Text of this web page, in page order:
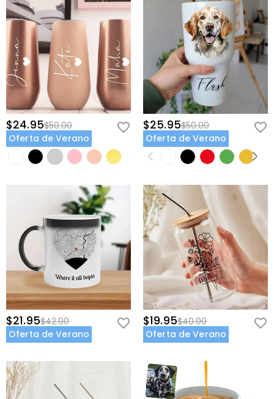
$24.95$50.00
Oferta de Verano
$25.95$50.00
Oferta de Verano
$21.95$42.00
Oferta de Verano
$19.95$40.00
Oferta de Verano